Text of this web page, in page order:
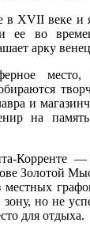
в XVII веке и
ее во
арку
место,
и
на
Корренте
Золотой
но не
для отдыха.